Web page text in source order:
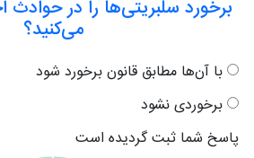
برخورد سلبریتی‌ها را در حوادث
می‌کنید؟
با آن‌ها مطابق قانون برخورد شود
برخوردی نشود
پاسخ شما ثبت گردیده است